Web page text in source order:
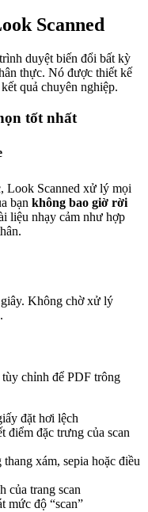
Scanned
duyệt biến đổi bất kỳ
thực. Nó được thiết kế
quả chuyên nghiệp.
tốt nhất
Look Scanned xử lý mọi
bạn không bao giờ rời
liệu nhạy cảm như hợp
Không chờ xử lý
chỉnh để PDF trông
đặt hơi lệch
đặc trưng của scan
xám, sepia hoặc điều
của trang scan
mức độ “scan”